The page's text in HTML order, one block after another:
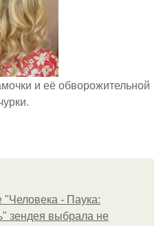
и её обворожительной
- Паука:
зендея выбрала не